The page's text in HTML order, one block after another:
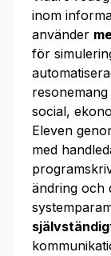
inom
använder
för
social,
Eleven
med
ändring och